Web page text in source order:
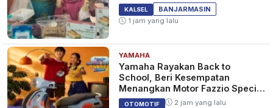
KALSEL
BANJARMASIN
1 jam yang lalu
YAMAHA
Yamaha Rayakan Back to
School, Beri Kesempatan
Menangkan Motor Fazzio Special
Edition Sunset Blue
OTOMOTIF 2 jam yang lalu